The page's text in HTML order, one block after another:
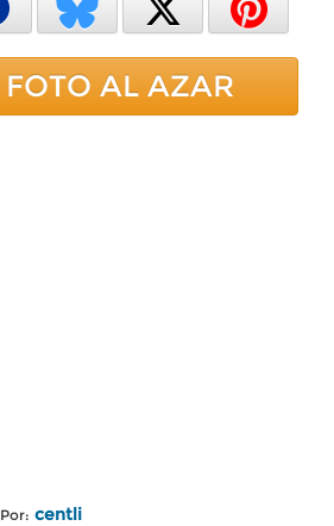
FOTO AL AZAR
Por: centli